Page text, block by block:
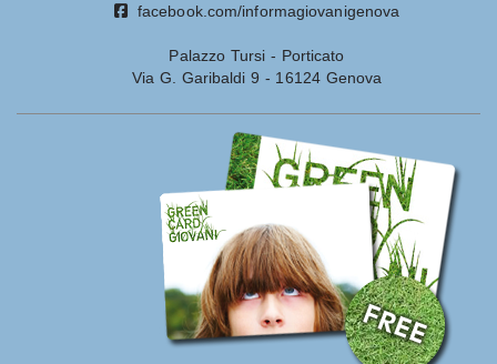
facebook.com/informagiovanigenova
Palazzo Tursi - Porticato
Via G. Garibaldi 9 - 16124 Genova